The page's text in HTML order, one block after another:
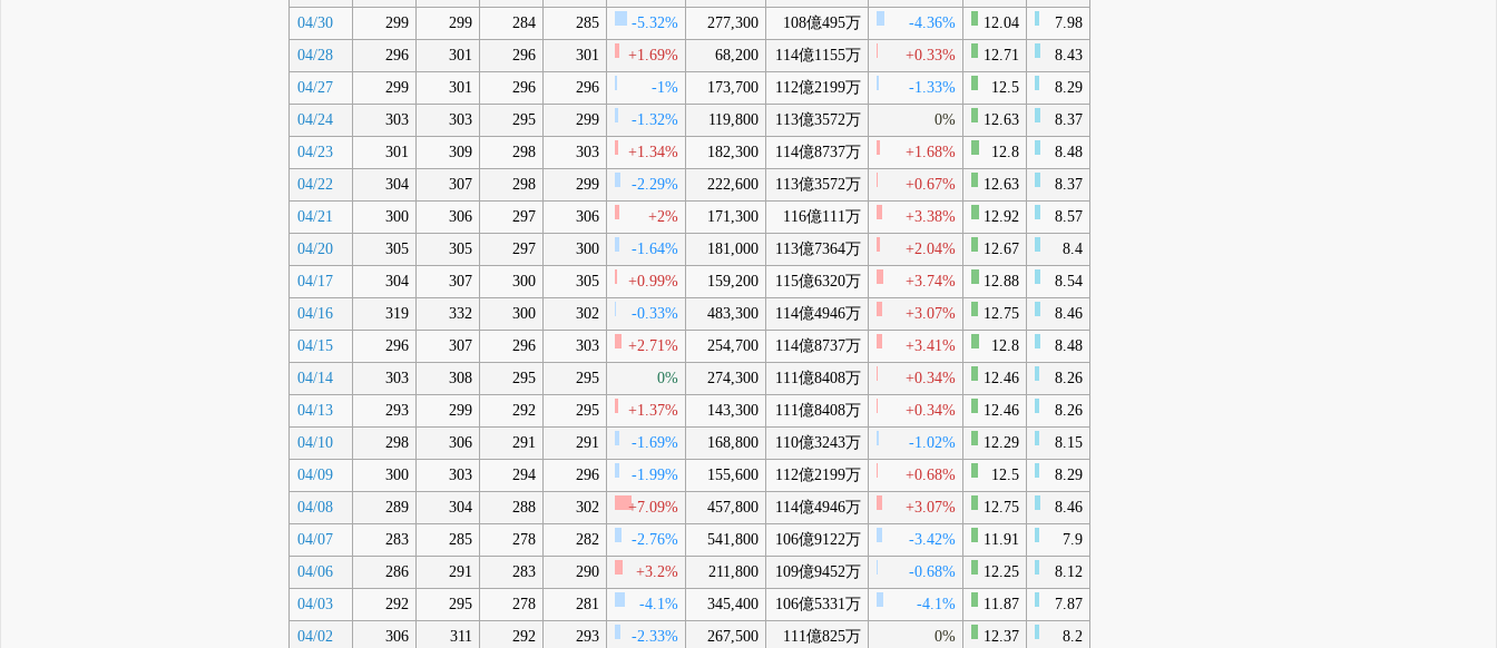
04/30
299 299 284 285 -5.32% 277,300 108億495万 -4.36% 12.04
7.98
04/28
296 301 296 301 +1.69% 68,200 114億1155万 +0.33% 12.71
8.43
04/27
299 301 296 296 -1% 173,700 112億2199万 -1.33% 12.5
8.29
04/24
303 303 295 299 -1.32% 119,800 113億3572万 0% 12.63
8.37
04/23
301 309 298 303 +1.34% 182,300 114億8737万 +1.68% 12.8
8.48
04/22
304 307 298 299 -2.29% 222,600 113億3572万 +0.67% 12.63
8.37
04/21
300 306 297 306 +2% 171,300 116億111万 +3.38% 12.92
8.57
04/20
305 305 297 300 -1.64% 181,000 113億7364万 +2.04% 12.67
8.4
04/17
304 307 300 305 +0.99% 159,200 115億6320万 +3.74% 12.88
8.54
04/16
319 332 300 302 -0.33% 483,300 114億4946万 +3.07% 12.75
8.46
04/15
296 307 296 303 +2.71% 254,700 114億8737万 +3.41% 12.8
8.48
04/14
303 308 295 295 0% 274,300 111億8408万 +0.34% 12.46
8.26
04/13
293 299 292 295 +1.37% 143,300 111億8408万 +0.34% 12.46
8.26
04/10
298 306 291 291 -1.69% 168,800 110億3243万 -1.02% 12.29
8.15
04/09
300 303 294 296 -1.99% 155,600 112億2199万 +0.68% 12.5
8.29
04/08
289 304 288 302 +7.09% 457,800 114億4946万 +3.07% 12.75
8.46
04/07
283 285 278 282 -2.76% 541,800 106億9122万 -3.42% 11.91
7.9
04/06
286 291 283 290 +3.2% 211,800 109億9452万 -0.68% 12.25
8.12
04/03
292 295 278 281 -4.1% 345,400 106億5331万 -4.1% 11.87
7.87
04/02
306 311 292 293 -2.33% 267,500 111億825万 0% 12.37 8.2